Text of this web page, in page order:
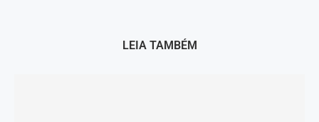
LEIA TAMBÉM